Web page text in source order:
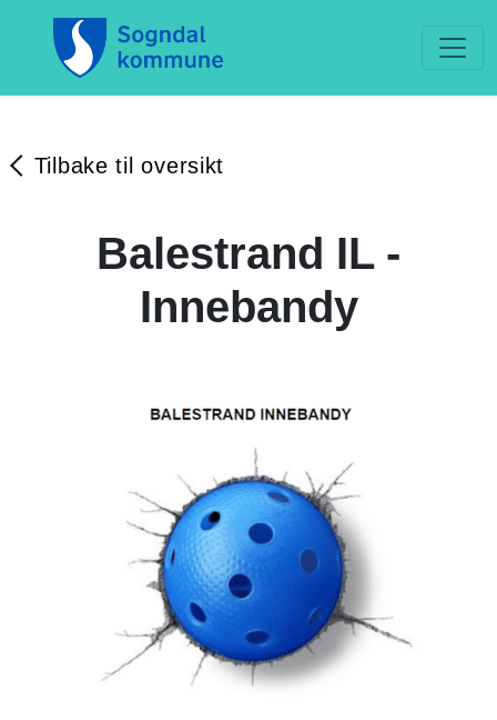
Tilbake til oversikt
Balestrand IL -
Innebandy